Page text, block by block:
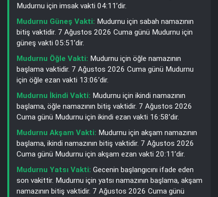
Mudurnu için imsak vakti 04:11’dir.
Mudurnu Güneş Vakti: Mudurnu için sabah namazının
bitiş vaktidir. 7 Ağustos 2026 Cuma günü Mudurnu için
güneş vakti 05:51’dir.
Mudurnu Öğle Vakti: Mudurnu için öğle namazının
başlama vaktidir. 7 Ağustos 2026 Cuma günü Mudurnu
için öğle ezan vakti 13:06’dir.
Mudurnu İkindi Vakti: Mudurnu için ikindi namazının
başlama, öğle namazının bitiş vaktidir. 7 Ağustos 2026
Cuma günü Mudurnu için ikindi ezan vakti 16:58’dir.
Mudurnu Akşam Vakti: Mudurnu için akşam namazının
başlama, ikindi namazının bitiş vaktidir. 7 Ağustos 2026
Cuma günü Mudurnu için akşam ezan vakti 20:11’dir.
Mudurnu Yatsı Vakti: Gecenin başlangıcını ifade eden
son vakittir. Mudurnu için yatsı namazının başlama, akşam
namazının bitiş vaktidir. 7 Ağustos 2026 Cuma günü